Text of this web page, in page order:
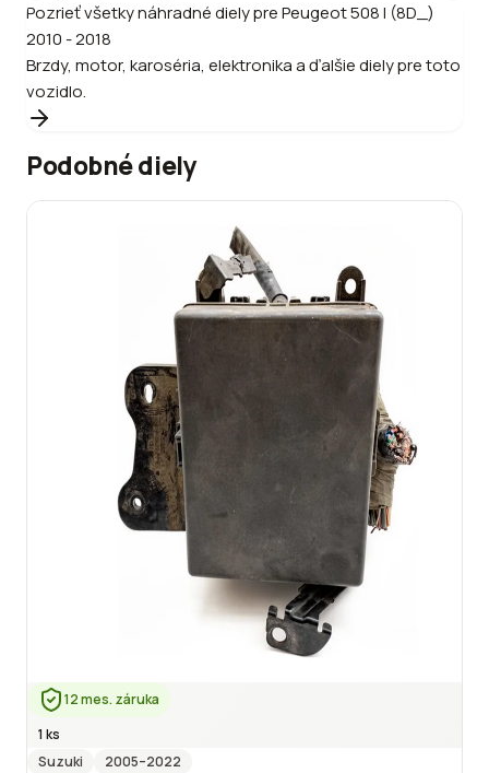
Pozrieť všetky náhradné diely prePeugeot508 I (8D_)
2010 - 2018
Brzdy, motor, karoséria, elektronika a ďalšie diely pre toto
vozidlo.
Podobné diely
12 mes. záruka
1 ks
Suzuki
2005–2022